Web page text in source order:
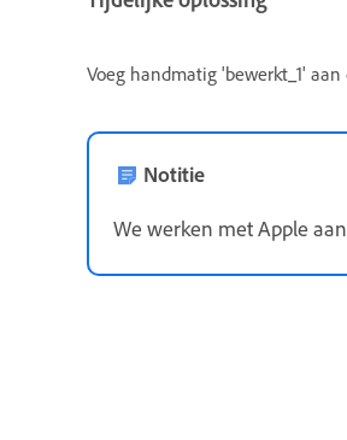
Voeg handmatig 'bewerkt_1'
Notitie
We werken met Apple